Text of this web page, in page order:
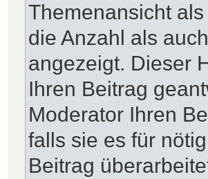
Themenansicht
die Anzahl als
angezeigt. Dieser
Ihren Beitrag
Moderator Ihren
falls sie es für
Beitrag